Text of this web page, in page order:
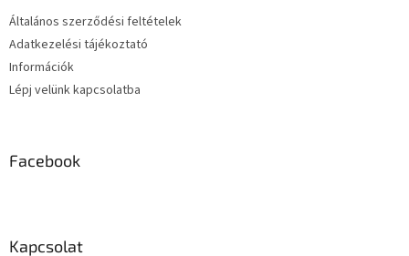
Általános szerződési feltételek
Adatkezelési tájékoztató
Információk
Lépj velünk kapcsolatba
Facebook
Kapcsolat